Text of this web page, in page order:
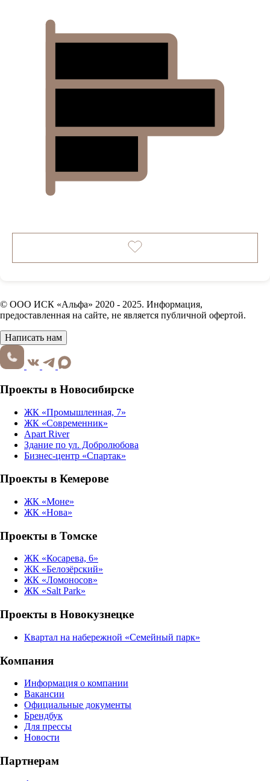
© ООО ИСК «Альфа» 2020 - 2025. Информация,
предоставленная на сайте, не является публичной офертой.
Написать нам
Проекты в Новосибирске
ЖК «Промышленная, 7»
ЖК «Современник»
Apart River
Здание по ул. Добролюбова
Бизнес-центр «Спартак»
Проекты в Кемерове
ЖК «Моне»
ЖК «Нова»
Проекты в Томске
ЖК «Косарева, 6»
ЖК «Белозёрский»
ЖК «Ломоносов»
ЖК «Salt Park»
Проекты в Новокузнецке
Квартал на набережной «Семейный парк»
Компания
Информация о компании
Вакансии
Официальные документы
Брендбук
Для прессы
Новости
Партнерам